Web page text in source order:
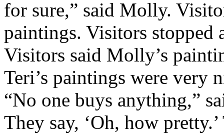
for sure,” said Molly.
paintings. Visitors stopped
Visitors said Molly’s
Teri’s paintings were very
“No one buys anything,”
They say, ‘Oh, how